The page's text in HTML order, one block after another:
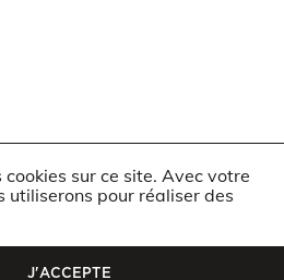
sur ce site. Avec votre
utiliserons pour réaliser des
J'ACCEPTE